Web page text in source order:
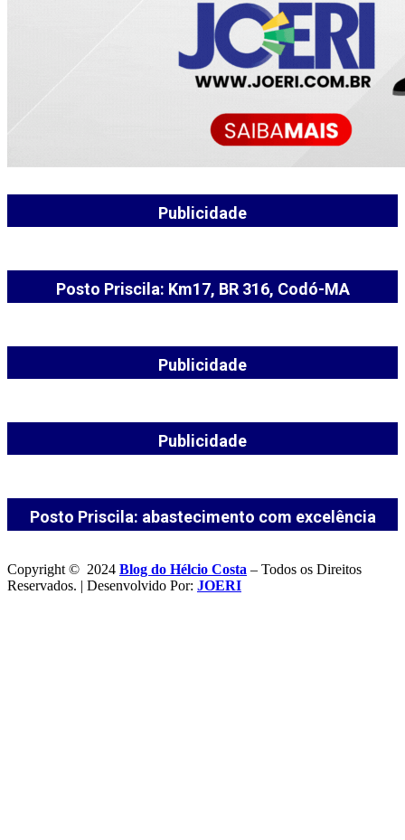
Publicidade
Posto Priscila: Km17, BR 316, Codó-MA
Publicidade
Publicidade
Posto Priscila: abastecimento com excelência
Copyright © 2024 Blog do Hélcio Costa – Todos os Direitos
Reservados. | Desenvolvido Por: JOERI